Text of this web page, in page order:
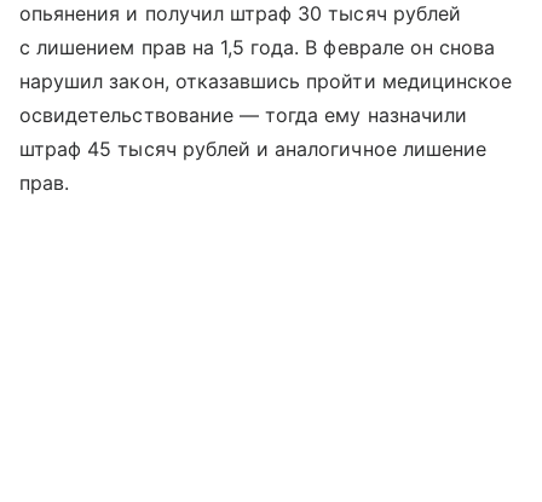
опьянения и получил штраф 30 тысяч рублей
с лишением прав на 1,5 года. В феврале он снова
нарушил закон, отказавшись пройти медицинское
освидетельствование — тогда ему назначили
штраф 45 тысяч рублей и аналогичное лишение
прав.